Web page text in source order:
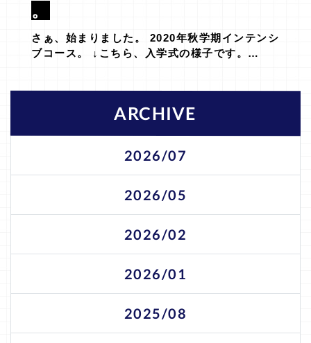
。
さぁ、始まりました。 2020年秋学期インテンシ
ブコース。 ↓こちら、入学式の様子です。…
ARCHIVE
2026/07
2026/05
2026/02
2026/01
2025/08